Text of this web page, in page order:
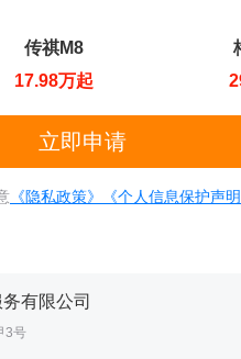
传祺M8
17.98万起
《隐私政策》 《个人信息保护声
有限公司
3号